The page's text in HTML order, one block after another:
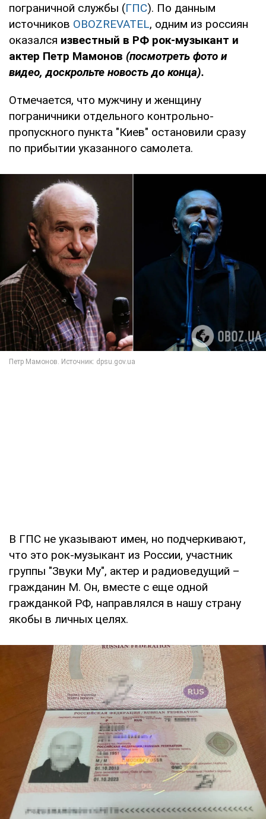
пограничной службы (ГПС). По данным
источников OBOZREVATEL, одним из россиян
оказался известный в РФ рок-музыкант и
актер Петр Мамонов (посмотреть фото и
видео, доскрольте новость до конца).
Отмечается, что мужчину и женщину
пограничники отдельного контрольно-
пропускного пункта "Киев" остановили сразу
по прибытии указанного самолета.
В ГПС не указывают имен, но подчеркивают,
что это рок-музыкант из России, участник
группы "Звуки Му", актер и радиоведущий –
гражданин М. Он, вместе с еще одной
гражданкой РФ, направлялся в нашу страну
якобы в личных целях.